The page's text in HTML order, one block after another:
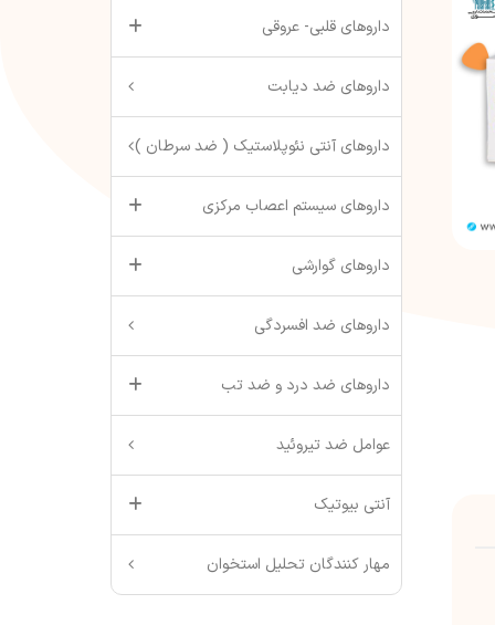
داروهای قلبی- عروقی
داروهای ضد دیابت
داروهای آنتی نئوپلاستیک ( ضد سرطان )
داروهای سیستم اعصاب مرکزی
داروهای گوارشی
داروهای ضد افسردگی
داروهای ضد درد و ضد تب
عوامل ضد تیروئید
آنتی بیوتیک
مهار کنندگان تحلیل استخوان